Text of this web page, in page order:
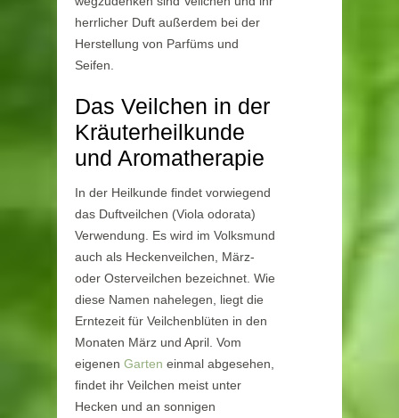
herrlicher Duft außerdem bei der
Herstellung von Parfüms und
Seifen.
Das Veilchen in der
Kräuterheilkunde
und Aromatherapie
In der Heilkunde findet vorwiegend
das Duftveilchen (Viola odorata)
Verwendung. Es wird im Volksmund
auch als Heckenveilchen, März-
oder Osterveilchen bezeichnet. Wie
diese Namen nahelegen, liegt die
Erntezeit für Veilchenblüten in den
Monaten März und April. Vom
eigenen Garten einmal abgesehen,
findet ihr Veilchen meist unter
Hecken und an sonnigen